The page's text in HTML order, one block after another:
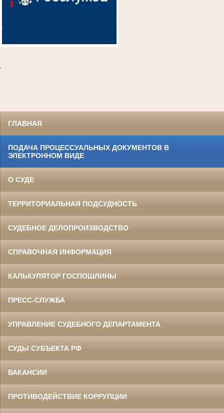
ГЛАВНАЯ
ПОДАЧА ПРОЦЕССУАЛЬНЫХ ДОКУМЕНТОВ В
ЭЛЕКТРОННОМ ВИДЕ
О СУДЕ
ТЕРРИТОРИАЛЬНАЯ ПОДСУДНОСТЬ
СУДЕБНОЕ ДЕЛОПРОИЗВОДСТВО
СПРАВОЧНАЯ ИНФОРМАЦИЯ
КАЛЬКУЛЯТОР ГОСПОШЛИНЫ
ПРЕСС-СЛУЖБА
УПРАВЛЕНИЕ СУДЕБНОГО ДЕПАРТАМЕНТА
СУДЫ СУБЪЕКТА РФ
ВАКАНСИИ
ПРОТИВОДЕЙСТВИЕ КОРРУПЦИИ